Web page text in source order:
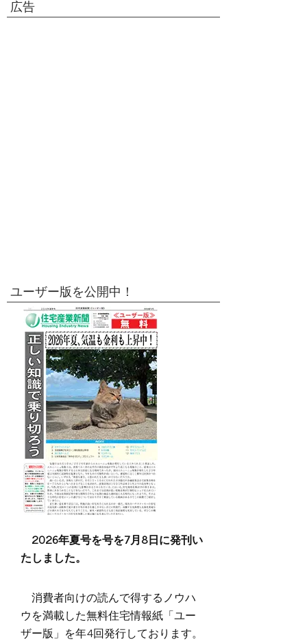
広告
ユーザー版を公開中！
2026年夏号を号を7月8日に発刊い
たしました。
消費者向けの読んで得するノウハ
ウを満載した無料住宅情報紙「ユー
ザー版」を年4回発行しております。